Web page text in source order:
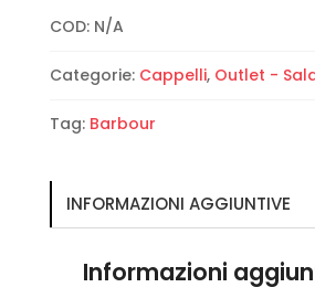
Trapper
quantità
COD: N/A
Categorie: Cappelli, Outlet -
Tag: Barbour
INFORMAZIONI AGGIUNTIVE
Informazioni